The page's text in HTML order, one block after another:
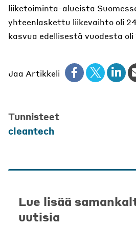
liiketoiminta-alueista
yhteenlaskettu liikevaihto oli
kasvua edellisestä vuodesta
Jaa Artikkeli
Tunnisteet
cleantech
Lue lisää
uutisia